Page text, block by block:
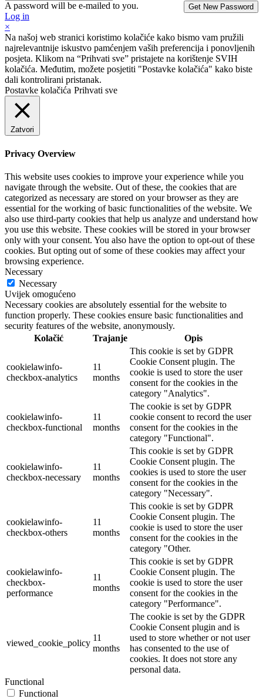
A password will be e-mailed to you.
Log in
×
Na našoj web stranici koristimo kolačiće kako bismo vam pružili
najrelevantnije iskustvo pamćenjem vaših preferencija i ponovljenih
posjeta. Klikom na “Prihvati sve” pristajete na korištenje SVIH
kolačića. Međutim, možete posjetiti "Postavke kolačića" kako biste
dali kontrolirani pristanak.
Postavke kolačića Prihvati sve
Zatvori
Privacy Overview
This website uses cookies to improve your experience while you
navigate through the website. Out of these, the cookies that are
categorized as necessary are stored on your browser as they are
essential for the working of basic functionalities of the website. We
also use third-party cookies that help us analyze and understand how
you use this website. These cookies will be stored in your browser
only with your consent. You also have the option to opt-out of these
cookies. But opting out of some of these cookies may affect your
browsing experience.
Necessary
Necessary
Uvijek omogućeno
Necessary cookies are absolutely essential for the website to
function properly. These cookies ensure basic functionalities and
security features of the website, anonymously.
Kolačić
Trajanje Opis
cookielawinfo-
checkbox-analytics
11
months
This cookie is set by GDPR
Cookie Consent plugin. The
cookie is used to store the user
consent for the cookies in the
category "Analytics".
cookielawinfo-
checkbox-functional
11
months
The cookie is set by GDPR
cookie consent to record the user
consent for the cookies in the
category "Functional".
cookielawinfo-
checkbox-necessary
11
months
This cookie is set by GDPR
Cookie Consent plugin. The
cookies is used to store the user
consent for the cookies in the
category "Necessary".
cookielawinfo-
checkbox-others
11
months
This cookie is set by GDPR
Cookie Consent plugin. The
cookie is used to store the user
consent for the cookies in the
category "Other.
cookielawinfo-
checkbox-
performance
11
months
This cookie is set by GDPR
Cookie Consent plugin. The
cookie is used to store the user
consent for the cookies in the
category "Performance".
viewed_cookie_policy
11
months
The cookie is set by the GDPR
Cookie Consent plugin and is
used to store whether or not user
has consented to the use of
cookies. It does not store any
personal data.
Functional
Functional